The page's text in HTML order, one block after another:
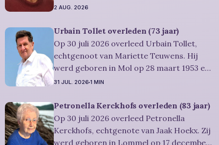
juni 1952 en is overleden in Lommel op 31
werd 74 jaar. Rouwbericht Severens: De
afscheidsviering heeft plaats in besloten
kring. U kan
2 AUG. 2026
Urbain Tollet overleden (73 jaar)
Op 30 juli 2026 overleed Urbain Tollet,
echtgenoot van Mariette Teuwens. Hij
werd geboren in Mol op 28 maart 1953 en
is overleden in Overpelt op 30 juli 2026. Hij
jaar. Rouwbericht Severens: De
afscheidsviering van Urbain waarop u
vriendelijk wordt uitgenodigd, zal
31 JUL. 2026 1 MIN
Petronella Kerckhofs overleden (83 jaar)
Op 30 juli 2026 overleed Petronella
Kerckhofs, echtgenote van Jaak Hoekx. Zij
werd geboren in Lommel op 17 december